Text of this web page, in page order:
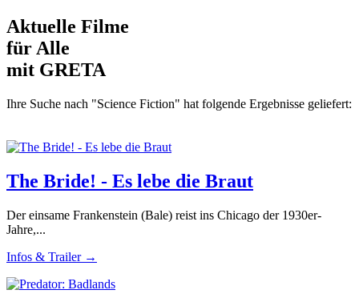
Aktuelle Filme
für Alle
mit GRETA
Ihre Suche nach "Science Fiction" hat folgende Ergebnisse geliefert:
The Bride! - Es lebe die Braut
Der einsame Frankenstein (Bale) reist ins Chicago der 1930er-
Jahre,...
Infos & Trailer →